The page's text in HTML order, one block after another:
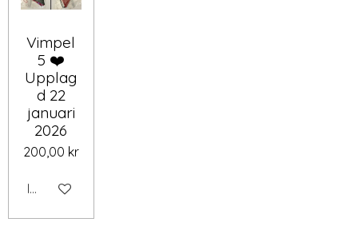
Vimpel
5 ❤️
Upplag
d 22
januari
2026
200,00 kr
Inaktiverad